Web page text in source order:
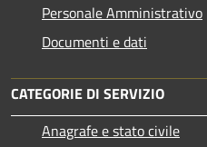
Personale Amministrativo
Documenti e dati
CATEGORIE DI SERVIZIO
Anagrafe e stato civile